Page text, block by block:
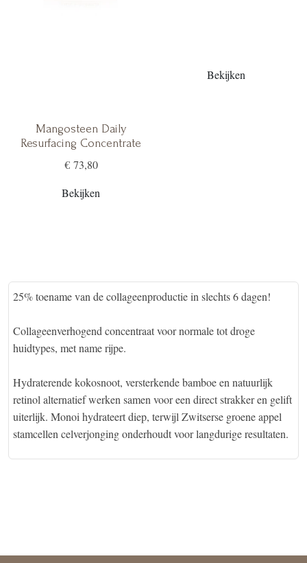
Mangosteen Daily
Resurfacing Concentrate
€ 73,80
Bekijken
Bekijken
25% toename van de collageenproductie in slechts 6 dagen!
Collageenverhogend concentraat voor normale tot droge
huidtypes, met name rijpe.
Hydraterende kokosnoot, versterkende bamboe en natuurlijk
retinol alternatief werken samen voor een direct strakker en gelift
uiterlijk. Monoi hydrateert diep, terwijl Zwitserse groene appel
stamcellen celverjonging onderhoudt voor langdurige resultaten.